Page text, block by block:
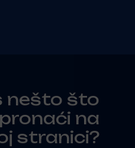
nešto što
na
stranici?